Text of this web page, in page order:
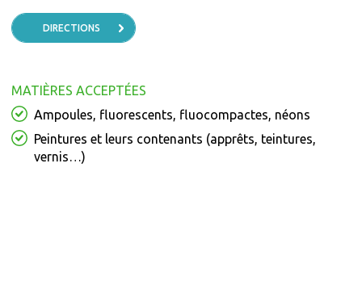
DIRECTIONS
MATIÈRES ACCEPTÉES
Ampoules, fluorescents, fluocompactes, néons
Peintures et leurs contenants (apprêts, teintures,
vernis…)